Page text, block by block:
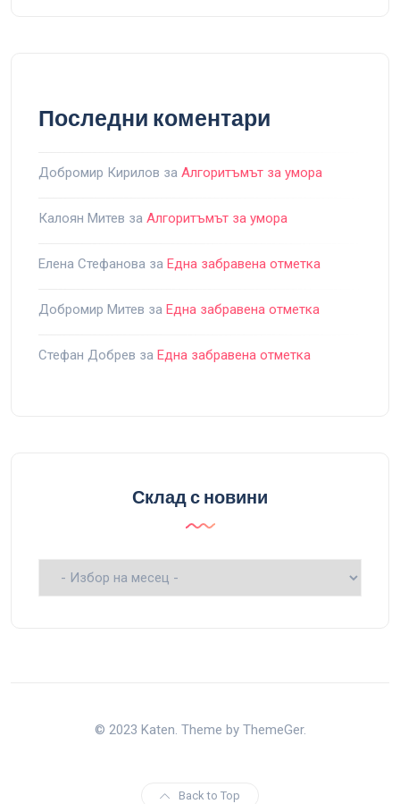
Последни коментари
Добромир Кирилов за Алгоритъмът за умора
Калоян Митев за Алгоритъмът за умора
Елена Стефанова за Една забравена отметка
Добромир Митев за Една забравена отметка
Стефан Добрев за Една забравена отметка
Склад с новини
Склад
© 2023 Katen. Theme by ThemeGer.
Back to Top